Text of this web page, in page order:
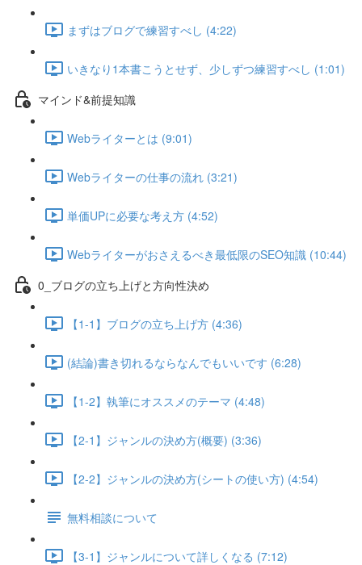
まずはブログで練習すべし (4:22)
いきなり1本書こうとせず、少しずつ練習すべし (1:01)
マインド&前提知識
Webライターとは (9:01)
Webライターの仕事の流れ (3:21)
単価UPに必要な考え方 (4:52)
Webライターがおさえるべき最低限のSEO知識 (10:44)
0_ブログの立ち上げと方向性決め
【1-1】ブログの立ち上げ方 (4:36)
(結論)書き切れるならなんでもいいです (6:28)
【1-2】執筆にオススメのテーマ (4:48)
【2-1】ジャンルの決め方(概要) (3:36)
【2-2】ジャンルの決め方(シートの使い方) (4:54)
無料相談について
【3-1】ジャンルについて詳しくなる (7:12)